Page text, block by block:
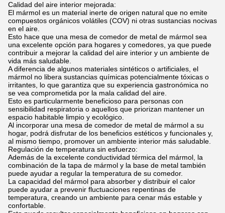
Calidad del aire interior mejorada:
El mármol es un material inerte de origen natural que no emite
compuestos orgánicos volátiles (COV) ni otras sustancias nocivas
en el aire.
Esto hace que una mesa de comedor de metal de mármol sea
una excelente opción para hogares y comedores, ya que puede
contribuir a mejorar la calidad del aire interior y un ambiente de
vida más saludable.
A diferencia de algunos materiales sintéticos o artificiales, el
mármol no libera sustancias químicas potencialmente tóxicas o
irritantes, lo que garantiza que su experiencia gastronómica no
se vea comprometida por la mala calidad del aire.
Esto es particularmente beneficioso para personas con
sensibilidad respiratoria o aquellos que priorizan mantener un
espacio habitable limpio y ecológico.
Al incorporar una mesa de comedor de metal de mármol a su
hogar, podrá disfrutar de los beneficios estéticos y funcionales y,
al mismo tiempo, promover un ambiente interior más saludable.
Regulación de temperatura sin esfuerzo:
Además de la excelente conductividad térmica del mármol, la
combinación de la tapa de mármol y la base de metal también
puede ayudar a regular la temperatura de su comedor.
La capacidad del mármol para absorber y distribuir el calor
puede ayudar a prevenir fluctuaciones repentinas de
temperatura, creando un ambiente para cenar más estable y
confortable.